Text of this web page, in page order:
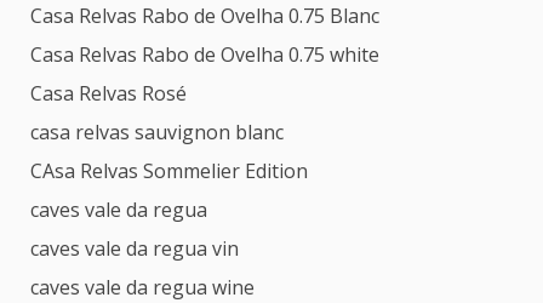
Casa Relvas Rabo de Ovelha 0.75 Blanc
Casa Relvas Rabo de Ovelha 0.75 white
Casa Relvas Rosé
casa relvas sauvignon blanc
CAsa Relvas Sommelier Edition
caves vale da regua
caves vale da regua vin
caves vale da regua wine